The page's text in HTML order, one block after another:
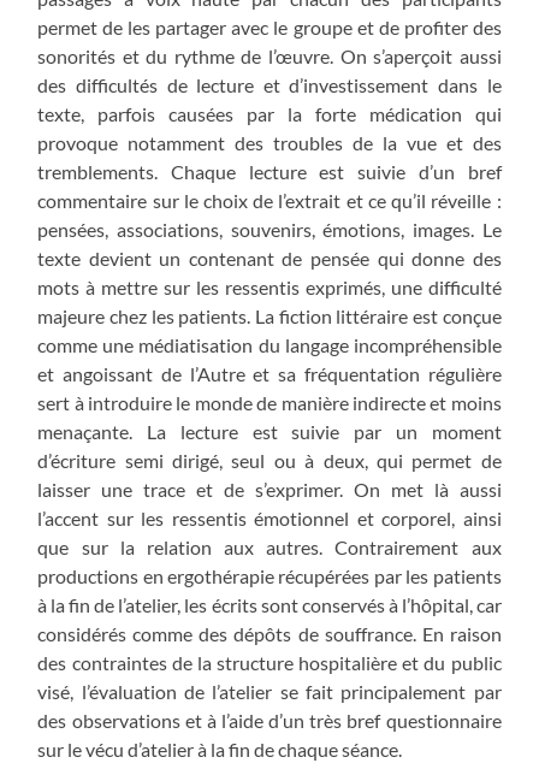
permet de les partager avec le groupe et de profiter des
sonorités et du rythme de l’œuvre. On s’aperçoit aussi
des difficultés de lecture et d’investissement dans le
texte, parfois causées par la forte médication qui
provoque notamment des troubles de la vue et des
tremblements. Chaque lecture est suivie d’un bref
commentaire sur le choix de l’extrait et ce qu’il réveille :
pensées, associations, souvenirs, émotions, images. Le
texte devient un contenant de pensée qui donne des
mots à mettre sur les ressentis exprimés, une difficulté
majeure chez les patients. La fiction littéraire est conçue
comme une médiatisation du langage incompréhensible
et angoissant de l’Autre et sa fréquentation régulière
sert à introduire le monde de manière indirecte et moins
menaçante. La lecture est suivie par un moment
d’écriture semi dirigé, seul ou à deux, qui permet de
laisser une trace et de s’exprimer. On met là aussi
l’accent sur les ressentis émotionnel et corporel, ainsi
que sur la relation aux autres. Contrairement aux
productions en ergothérapie récupérées par les patients
à la fin de l’atelier, les écrits sont conservés à l’hôpital, car
considérés comme des dépôts de souffrance. En raison
des contraintes de la structure hospitalière et du public
visé, l’évaluation de l’atelier se fait principalement par
des observations et à l’aide d’un très bref questionnaire
sur le vécu d’atelier à la fin de chaque séance.